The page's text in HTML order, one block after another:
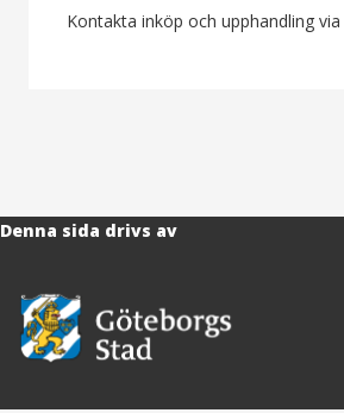
Kontakta inköp och upphandling via
Denna sida drivs av